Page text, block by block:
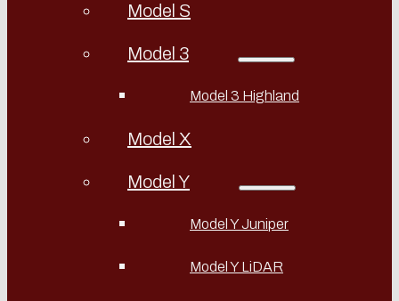
Model S
Model 3
Model 3 Highland
Model X
Model Y
Model Y Juniper
Model Y LiDAR